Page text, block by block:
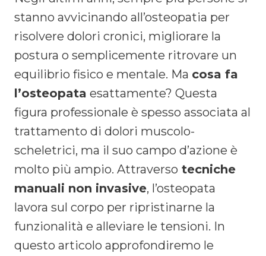
stanno avvicinando all’osteopatia per
risolvere dolori cronici, migliorare la
postura o semplicemente ritrovare un
equilibrio fisico e mentale. Ma cosa fa
l’osteopata esattamente? Questa
figura professionale è spesso associata al
trattamento di dolori muscolo-
scheletrici, ma il suo campo d’azione è
molto più ampio. Attraverso tecniche
manuali non invasive, l’osteopata
lavora sul corpo per ripristinarne la
funzionalità e alleviare le tensioni. In
questo articolo approfondiremo le